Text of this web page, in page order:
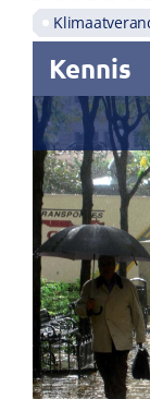
Kennis